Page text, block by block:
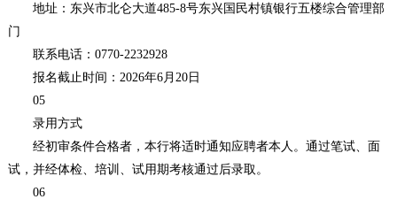
地址：东兴市北仑大道485-8号东兴国民村镇银行五楼综合管理部
门
联系电话：0770-2232928
报名截止时间：2026年6月20日
05
录用方式
经初审条件合格者，本行将适时通知应聘者本人。通过笔试、面
试，并经体检、培训、试用期考核通过后录取。
06